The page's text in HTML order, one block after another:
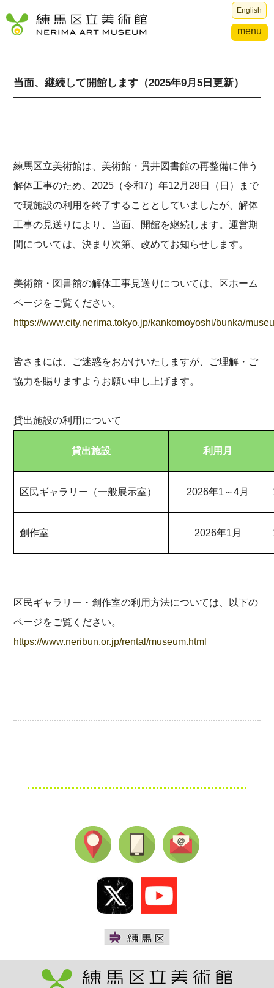
English
menu
当面、継続して開館します（2025年9月5日更新）
練馬区立美術館は、美術館・貫井図書館の再整備に伴う
解体工事のため、2025（令和7）年12月28日（日）まで
で現施設の利用を終了することとしていましたが、解体
工事の見送りにより、当面、開館を継続します。運営期
間については、決まり次第、改めてお知らせします。
美術館・図書館の解体工事見送りについては、区ホーム
ページをご覧ください。
https://www.city.nerima.tokyo.jp/kankomoyoshi/bunka/
皆さまには、ご迷惑をおかけいたしますが、ご理解・ご
協力を賜りますようお願い申し上げます。
貸出施設の利用について
貸出施設 利用月
区民ギャラリー（一般展示室） 2026年1～4月
創作室 2026年1月
区民ギャラリー・創作室の利用方法については、以下の
ページをご覧ください。
https://www.neribun.or.jp/rental/museum.html